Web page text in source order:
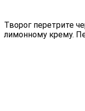
Творог перетрите
лимонному крему.